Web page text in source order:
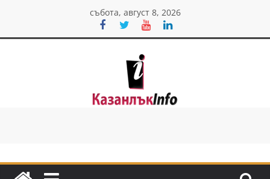
content
събота, август 8, 2026
Казанлък
Н